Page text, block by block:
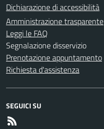
Dichiarazione di accessibilità
Amministrazione trasparente
Leggi le FAQ
Segnalazione disservizio
Prenotazione appuntamento
Richiesta d'assistenza
SEGUICI SU